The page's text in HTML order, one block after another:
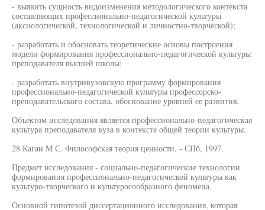
- выявить сущность видоизменения методологического контекста
составляющих профессионально-педагогической культуры
(аксиологической, технологической и личностно-творческой);
- разработать и обосновать теоретические основы построения
модели формирования профессионально-педагогической культуры
преподавателя высшей школы;
- разработать внутривузовскую программу формирования
профессионально-педагогической культуры профессорско-
преподавательского состава, обоснование уровней ее развития.
Объектом исследования является профессионально-педагогическая
культура преподавателя вуза в контексте общей теории культуры.
28 Каган М С. Философская теория ценности. - СПб, 1997.
Предмет исследования - социально-педагогические технологии
формирования профессионально-педагогической культуры как
культуро-творческого и культуросообразного феномена.
Основной гипотезой диссертационного исследования, которая